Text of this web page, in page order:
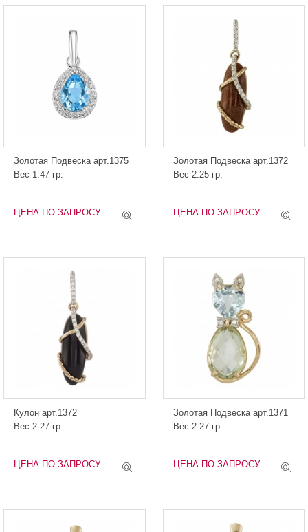
Золотая Подвеска арт.1375
Вес 1.47 гр.
ЦЕНА ПО ЗАПРОСУ
Золотая Подвеска арт.1372
Вес 2.25 гр.
ЦЕНА ПО ЗАПРОСУ
Кулон арт.1372
Вес 2.27 гр.
ЦЕНА ПО ЗАПРОСУ
Золотая Подвеска арт.1371
Вес 2.27 гр.
ЦЕНА ПО ЗАПРОСУ